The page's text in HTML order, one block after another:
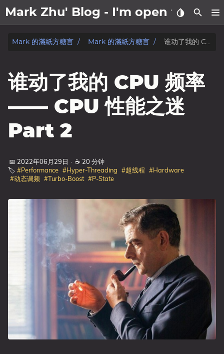
Mark Zhu' Blog - I'm open to work |
關於我
日記
分类
系列
Mark 的滿紙方糖言 Mark 的滿紙方糖言 谁动了我的 CPU 频率 —— CPU 性能之迷 Part 2
谁动了我的 CPU 频率
—— CPU 性能之迷
Part 2
📅 2022年06月29日 · ☕ 20 分钟
🏷️ #Performance #Hyper-Threading #超线程 #Hardware
#动态调频 #Turbo-Boost #P-State